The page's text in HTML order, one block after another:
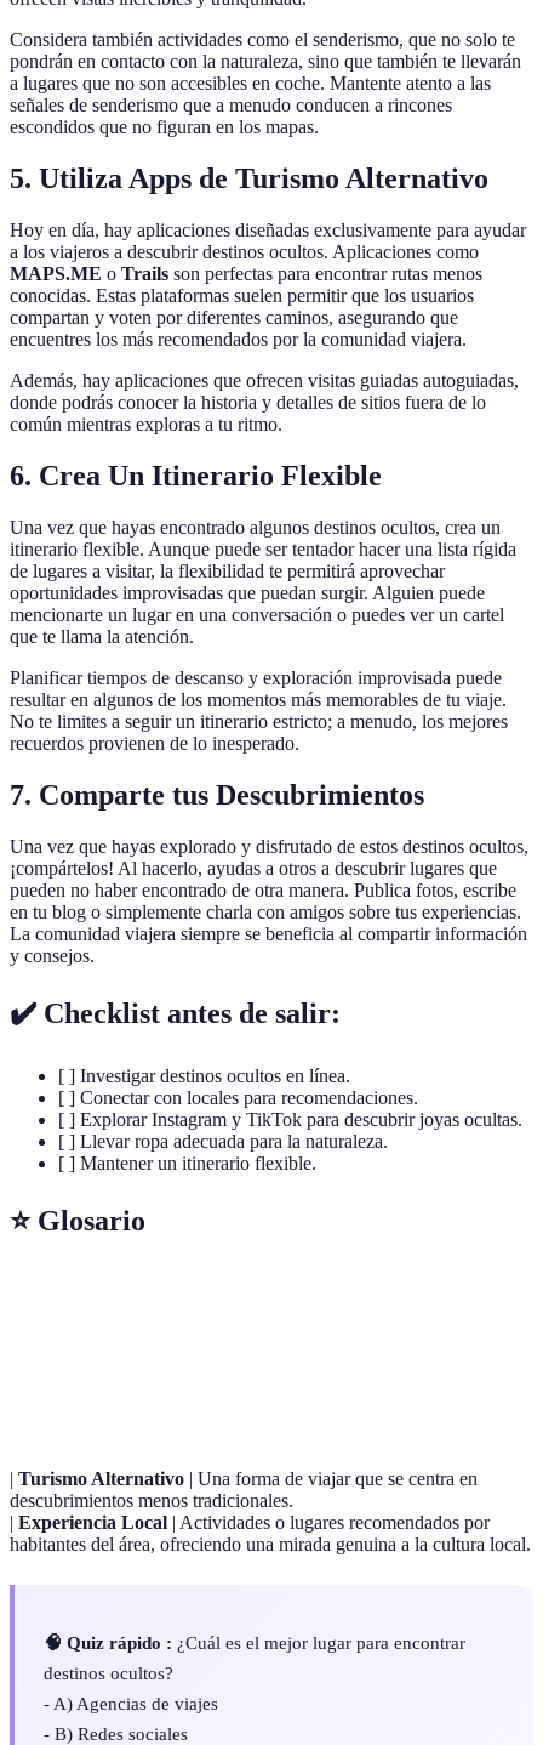
Considera también actividades como el senderismo, que no solo te
pondrán en contacto con la naturaleza, sino que también te llevarán
a lugares que no son accesibles en coche. Mantente atento a las
señales de senderismo que a menudo conducen a rincones
escondidos que no figuran en los mapas.
5. Utiliza Apps de Turismo Alternativo
Hoy en día, hay aplicaciones diseñadas exclusivamente para ayudar
a los viajeros a descubrir destinos ocultos. Aplicaciones como
MAPS.ME o Trails son perfectas para encontrar rutas menos
conocidas. Estas plataformas suelen permitir que los usuarios
compartan y voten por diferentes caminos, asegurando que
encuentres los más recomendados por la comunidad viajera.
Además, hay aplicaciones que ofrecen visitas guiadas autoguiadas,
donde podrás conocer la historia y detalles de sitios fuera de lo
común mientras exploras a tu ritmo.
6. Crea Un Itinerario Flexible
Una vez que hayas encontrado algunos destinos ocultos, crea un
itinerario flexible. Aunque puede ser tentador hacer una lista rígida
de lugares a visitar, la flexibilidad te permitirá aprovechar
oportunidades improvisadas que puedan surgir. Alguien puede
mencionarte un lugar en una conversación o puedes ver un cartel
que te llama la atención.
Planificar tiempos de descanso y exploración improvisada puede
resultar en algunos de los momentos más memorables de tu viaje.
No te limites a seguir un itinerario estricto; a menudo, los mejores
recuerdos provienen de lo inesperado.
7. Comparte tus Descubrimientos
Una vez que hayas explorado y disfrutado de estos destinos ocultos,
¡compártelos! Al hacerlo, ayudas a otros a descubrir lugares que
pueden no haber encontrado de otra manera. Publica fotos, escribe
en tu blog o simplemente charla con amigos sobre tus experiencias.
La comunidad viajera siempre se beneficia al compartir información
y consejos.
✔️ Checklist antes de salir:
[ ] Investigar destinos ocultos en línea.
[ ] Conectar con locales para recomendaciones.
[ ] Explorar Instagram y TikTok para descubrir joyas ocultas.
[ ] Llevar ropa adecuada para la naturaleza.
[ ] Mantener un itinerario flexible.
⭐ Glosario
| Turismo Alternativo | Una forma de viajar que se centra en
descubrimientos menos tradicionales.
| Experiencia Local | Actividades o lugares recomendados por
habitantes del área, ofreciendo una mirada genuina a la cultura local.
🧠 Quiz rápido : ¿Cuál es el mejor lugar para encontrar
destinos ocultos?
- A) Agencias de viajes
- B) Redes sociales